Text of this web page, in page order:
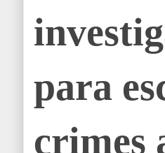
para
crimes